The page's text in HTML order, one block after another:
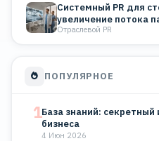
Системный PR для
увеличение потока
публикации…
Отраслевой PR
ПОПУЛЯРНОЕ
1База знаний:
бизнеса
4 Июн 2026